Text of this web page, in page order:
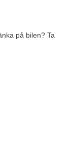
på bilen? Ta